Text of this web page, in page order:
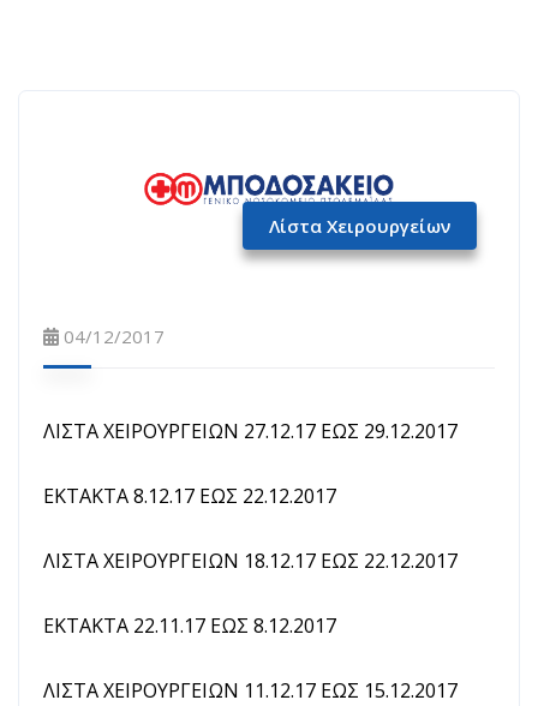
Λίστα Χειρουργείων
04/12/2017
ΛΙΣΤΑ ΧΕΙΡΟΥΡΓΕΙΩΝ 27.12.17 ΕΩΣ 29.12.2017
ΕΚΤΑΚΤΑ 8.12.17 ΕΩΣ 22.12.2017
ΛΙΣΤΑ ΧΕΙΡΟΥΡΓΕΙΩΝ 18.12.17 ΕΩΣ 22.12.2017
ΕΚΤΑΚΤΑ 22.11.17 ΕΩΣ 8.12.2017
ΛΙΣΤΑ ΧΕΙΡΟΥΡΓΕΙΩΝ 11.12.17 ΕΩΣ 15.12.2017